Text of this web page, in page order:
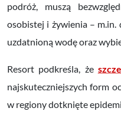
podróż, muszą
osobistej i żywienia – m.in.
uzdatnioną wodę oraz
Resort podkreśla, że
najskuteczniejszych form
w regiony dotknięte